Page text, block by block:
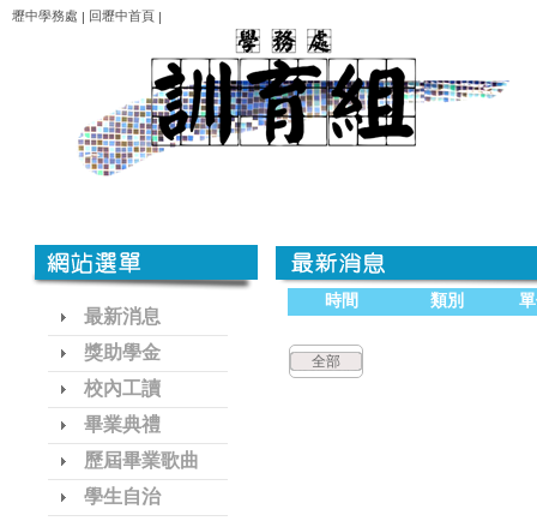
壢中學務處 | 回壢中首頁 |
最新消息
獎助學金
校內工讀
畢業典禮
歷屆畢業歌曲
學生自治
時間 類別
全部